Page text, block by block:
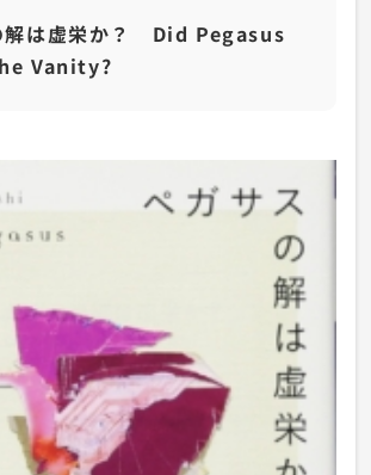
解は虚栄か？ Did Pegasus
Vanity?